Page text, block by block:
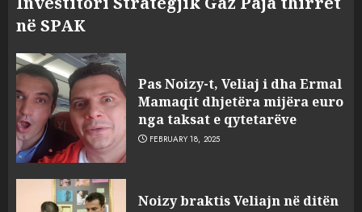
në SPAK
Pas Noizy-t, Veliaj i dha Ermal
Mamaqit dhjetëra mijëra euro
nga taksat e qytetarëve
FEBRUARY 18, 2025
Noizy braktis Veliajn në ditën
sulmuan “One Albania”,